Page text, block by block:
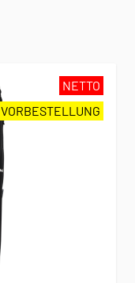
NETTO
VORBESTELLUNG